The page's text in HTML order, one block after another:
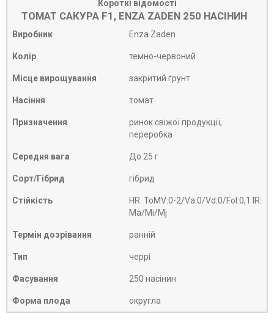
Короткі відомості
ТОМАТ САКУРА F1, ENZA ZADEN 250 НАСІНИН
Виробник Enza Zaden
Колір темно-червоний
Місце вирощування закритий ґрунт
Насіння томат
Призначення
ринок свіжої продукції,
переробка
Середня вага До 25 г
Сорт/Гібрид гібрид
Стійкість
HR: ToMV:0-2/Va:0/Vd:0/Fol:0,1 IR:
Ma/Mi/Mj
Термін дозрівання ранній
Тип черрі
Фасування 250 насінин
Форма плода округла